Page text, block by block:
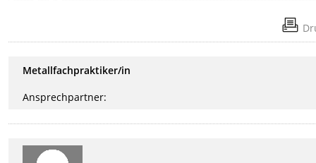
Metallfachpraktiker/in
Ansprechpartner: